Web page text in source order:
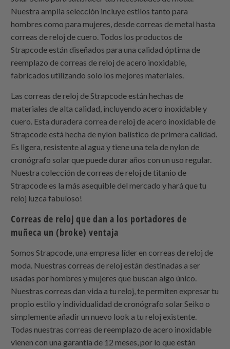
Nuestra amplia selección incluye estilos tanto para
hombres como para mujeres, desde correas de metal hasta
correas de reloj de cuero. Todos los productos de
Strapcode están diseñados para una calidad óptima de
reemplazo de correas de reloj de acero inoxidable,
fabricados utilizando solo los mejores materiales.
Las correas de reloj deStrapcode están hechas de
materiales de alta calidad, incluyendo acero inoxidable y
cuero. Esta duradera correa de reloj de acero inoxidable de
Strapcode está hecha de nylon balístico de primera calidad.
Es ligera, resistente al agua y tiene una tela de nylon de
cronógrafo solar que puede durar años con un uso regular.
Nuestra colección de correas de reloj de titanio de
Strapcode es la más asequible del mercado y hará que tu
reloj luzca fabuloso!
Correas de reloj que dan a los portadores de
muñeca un (broke) ventaja
Somos Strapcode , una empresa líder en correas de reloj de
moda. Nuestras correas de reloj están destinadas a ser
usadas por hombres y mujeres que buscan algo único.
Nuestras correas dan vida a tu reloj, te permiten expresar tu
propio estilo y individualidad de cronógrafo solar Seiko o
simplemente añadir un nuevo look a tu reloj existente.
Todas nuestras correas de reemplazo de acero inoxidable
vienen con una garantía de 12 meses, por lo que están